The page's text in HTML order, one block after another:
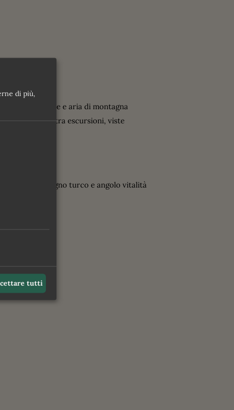
in fiore e aria di montagna
di puro relax tra escursioni, viste
zona relax, bagno turco e angolo vitalità
di più,
tutti